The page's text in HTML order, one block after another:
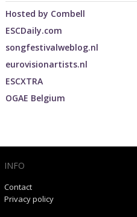
Hosted by Combell
ESCDaily.com
songfestivalweblog.nl
eurovisionartists.nl
ESCXTRA
OGAE Belgium
INFO
Contact
Privacy policy